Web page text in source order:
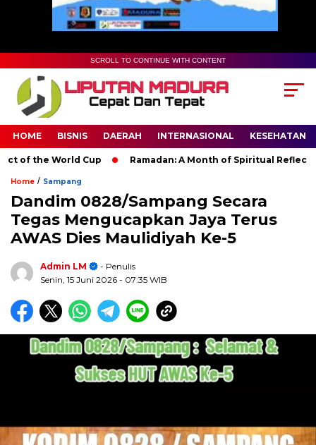
SCROLL TO CONTINUE WITH CONTENT
HOME BISNIS DAERAH INTERNASIONAL KESEHATAN
the World Cup Ramadan: A Month of Spiritual Reflection,
Home / Sampang
Dandim 0828/Sampang Secara
Tegas Mengucapkan Jaya Terus
AWAS Dies Maulidiyah Ke-5
Admin LM
- Penulis
Senin, 15 Juni 2026 - 07:35 WIB